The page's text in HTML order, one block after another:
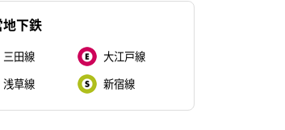
下鉄
三田線
大江戸線
浅草線
新宿線